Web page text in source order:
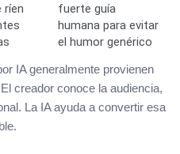
ríen
fuerte guía
humana para evitar
el humor genérico
IA generalmente provienen
creador conoce la audiencia,
La IA ayuda a convertir esa